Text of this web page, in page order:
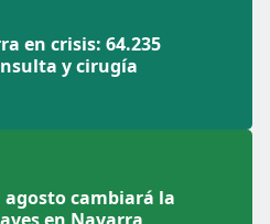
en crisis: 64.235
y cirugía
agosto cambiará la